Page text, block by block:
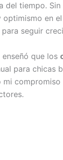
del tiempo.
optimismo en
seguir
que los
para chicas